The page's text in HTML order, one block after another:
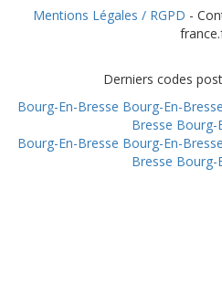
Mentions Légales / RGPD -
Derniers codes
Bourg-En-Bresse Bourg-En-Bresse
Bresse Bourg-
Bourg-En-Bresse Bourg-En-Bresse
Bresse Bourg-